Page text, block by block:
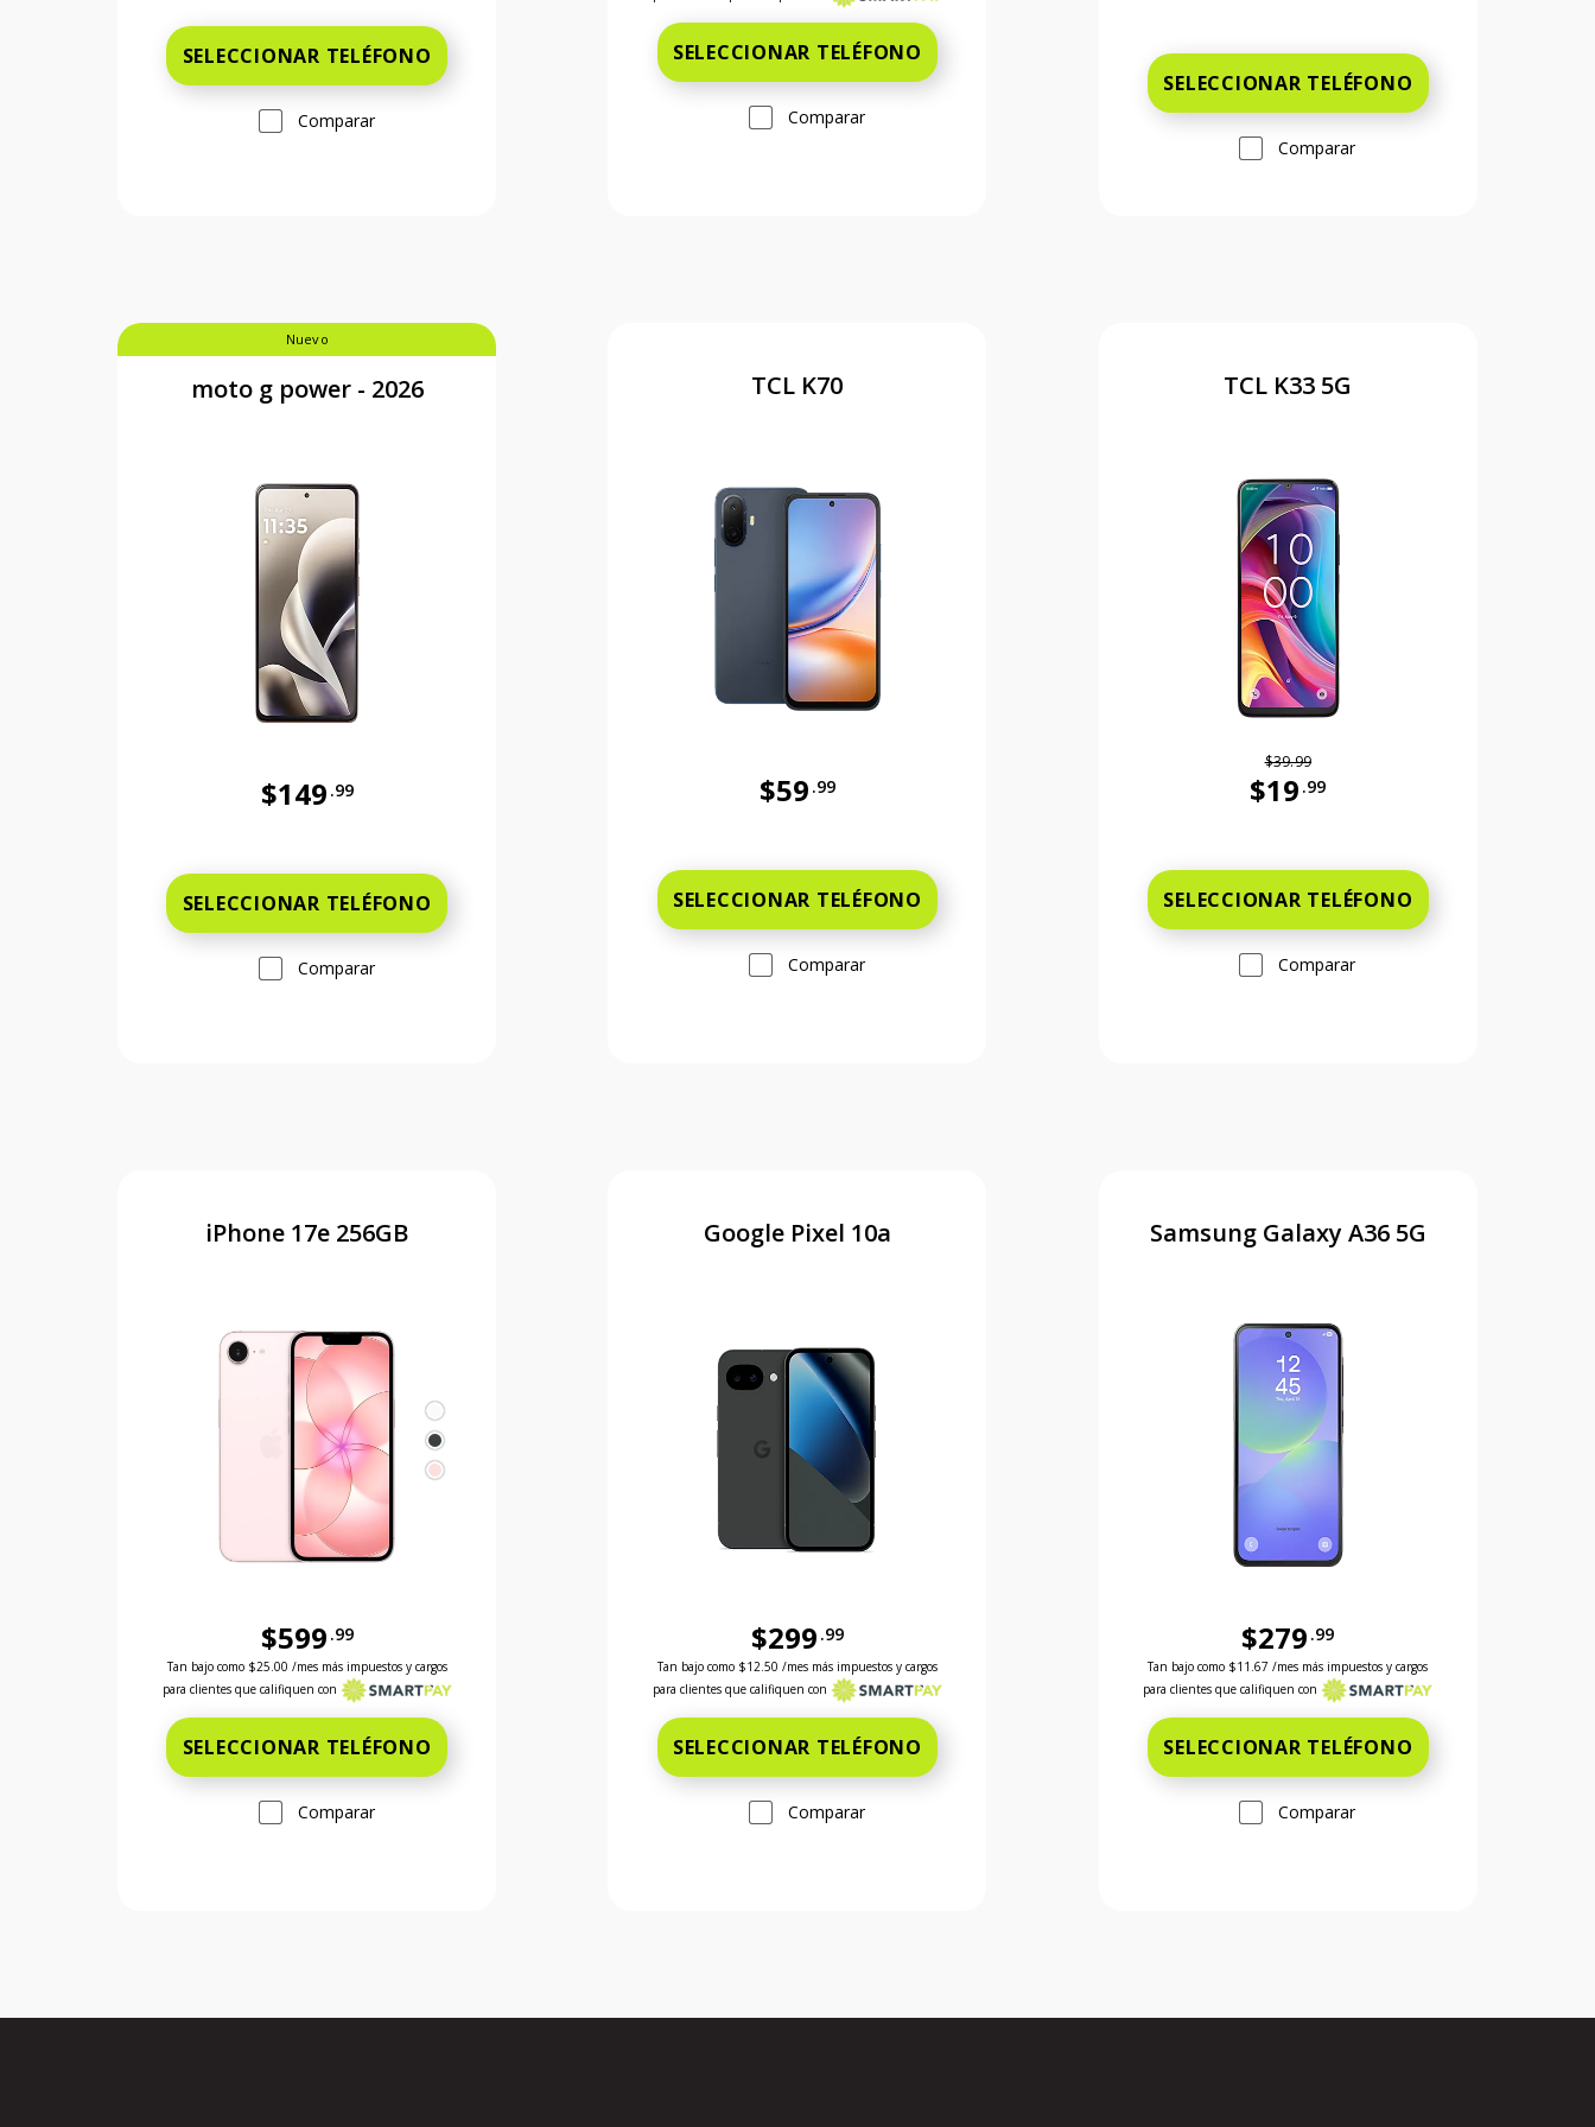
SELECCIONAR TELÉFONO
Comparar
SELECCIONAR TELÉFONO
Comparar
SELECCIONAR TELÉFONO
Comparar
Nuevo
moto g power - 2026
$149 .99
SELECCIONAR TELÉFONO
Comparar
TCL K70
$59 .99
SELECCIONAR TELÉFONO
Comparar
TCL K33 5G
$39.99
$19 .99
SELECCIONAR TELÉFONO
Comparar
iPhone 17e 256GB
$599 .99
Antes el precio era 599 dollars and 99 cents Ahora el precio es 599 dollars and 99 cents
Tan bajo como $25.00 /mes más impuestos y cargos
para clientes que califiquen con
SELECCIONAR TELÉFONO
Comparar
Google Pixel 10a
$299 .99
Antes el precio era 299 dollars and 99 cents Ahora el precio es 299 dollars and 99 cents
Tan bajo como $12.50 /mes más impuestos y cargos
para clientes que califiquen con
SELECCIONAR TELÉFONO
Comparar
Samsung Galaxy A36 5G
$279 .99
Antes el precio era 279 dollars and 99 cents Ahora el
Tan bajo como $11.67 /mes más impuestos y cargos
para clientes que califiquen con
SELECCIONAR TELÉFONO
Comparar